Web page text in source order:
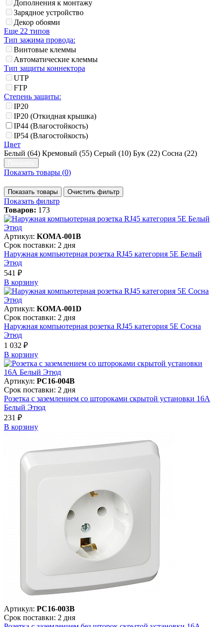
Дополнения к монтажу
Зарядное устройство
Декор обоями
Еще 22 типов
Тип зажима провода:
Винтовые клеммы
Автоматические клеммы
Тип защиты коннектора
UTP
FTP
Степень защиты:
IP20
IP20 (Откидная крышка)
IP44 (Влагостойкость)
IP54 (Влагостойкость)
Цвет
Белый (64) Кремовый (55) Серый (10) Бук (22) Сосна (22)
Показать товары (0)
Показать товары Очистить фильтр
Показать фильтр
Товаров: 173
Артикул: KOMA-001B
Срок поставки: 2 дня
Наружная компьютерная розетка RJ45 категория 5Е Белый
Этюд
541 ₽
В корзинy
Артикул: KOMA-001D
Срок поставки: 2 дня
Наружная компьютерная розетка RJ45 категория 5Е Сосна
Этюд
1 032 ₽
В корзинy
Артикул: PC16-004B
Срок поставки: 2 дня
Розетка с заземлением со штороками скрытой установки 16А
Белый Этюд
231 ₽
В корзинy
Артикул: PC16-003B
Срок поставки: 2 дня